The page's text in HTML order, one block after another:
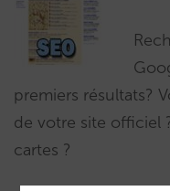
premiers résultats?
de votre site officiel
cartes ?